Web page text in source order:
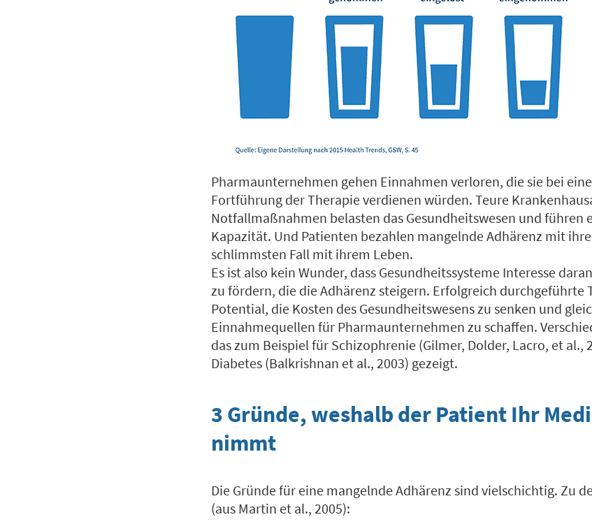
Pharmaunternehmen gehen Einnahmen verloren, die sie bei
Fortführung der Therapie verdienen würden. Teure
Notfallmaßnahmen belasten das Gesundheitswesen und führen
Kapazität. Und Patienten bezahlen mangelnde Adhärenz mit
schlimmsten Fall mit ihrem Leben.
Es ist also kein Wunder, dass Gesundheitssysteme Interesse
zu fördern, die die Adhärenz steigern. Erfolgreich durchgeführte
Potential, die Kosten des Gesundheitswesens zu senken und
Einnahmequellen für Pharmaunternehmen zu schaffen.
das zum Beispiel für Schizophrenie (Gilmer, Dolder, Lacro, et al.,
Diabetes (Balkrishnan et al., 2003) gezeigt.
3 Gründe, weshalb der Patient Ihr
nimmt
Die Gründe für eine mangelnde Adhärenz sind vielschichtig. Zu
(aus Martin et al., 2005):